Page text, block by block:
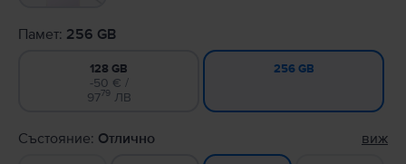
Памет: 256 GB
128 GB
-50 € /
9779ЛВ
256 GB
Състояние: Отлично виж